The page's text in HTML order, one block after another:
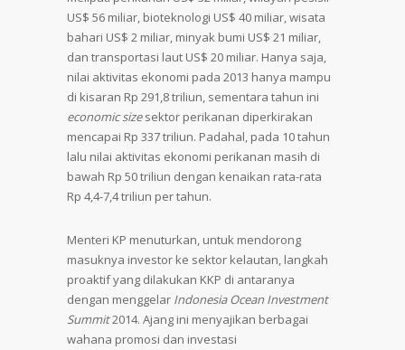
US$ 56 miliar, bioteknologi US$ 40 miliar, wisata
bahari US$ 2 miliar, minyak bumi US$ 21 miliar,
dan transportasi laut US$ 20 miliar. Hanya saja,
nilai aktivitas ekonomi pada 2013 hanya mampu
di kisaran Rp 291,8 triliun, sementara tahun ini
economic sizesektor perikanan diperkirakan
mencapai Rp 337 triliun. Padahal, pada 10 tahun
lalu nilai aktivitas ekonomi perikanan masih di
bawah Rp 50 triliun dengan kenaikan rata-rata
Rp 4,4-7,4 triliun per tahun.
Menteri KP menuturkan, untuk mendorong
masuknya investor ke sektor kelautan, langkah
proaktif yang dilakukan KKP di antaranya
dengan menggelar Indonesia Ocean Investment
Summit2014. Ajang ini menyajikan berbagai
wahana promosi dan investasi